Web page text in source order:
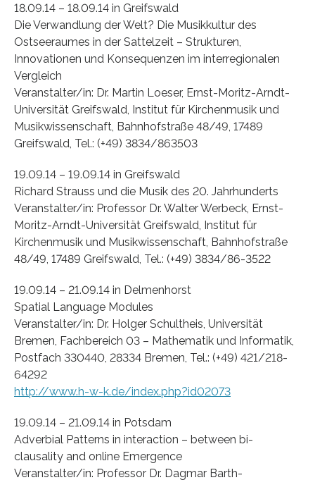
18.09.14 – 18.09.14 in Greifswald
Die Verwandlung der Welt? Die Musikkultur des
Ostseeraumes in der Sattelzeit – Strukturen,
Innovationen und Konsequenzen im interregionalen
Vergleich
Veranstalter/in: Dr. Martin Loeser, Ernst-Moritz-Arndt-
Universität Greifswald, Institut für Kirchenmusik und
Musikwissenschaft, Bahnhofstraße 48/49, 17489
Greifswald, Tel.: (+49) 3834/863503
19.09.14 – 19.09.14 in Greifswald
Richard Strauss und die Musik des 20. Jahrhunderts
Veranstalter/in: Professor Dr. Walter Werbeck, Ernst-
Moritz-Arndt-Universität Greifswald, Institut für
Kirchenmusik und Musikwissenschaft, Bahnhofstraße
48/49, 17489 Greifswald, Tel.: (+49) 3834/86-3522
19.09.14 – 21.09.14 in Delmenhorst
Spatial Language Modules
Veranstalter/in: Dr. Holger Schultheis, Universität
Bremen, Fachbereich 03 – Mathematik und Informatik,
Postfach 330440, 28334 Bremen, Tel.: (+49) 421/218-
64292
http://www.h-w-k.de/index.php?id02073
19.09.14 – 21.09.14 in Potsdam
Adverbial Patterns in interaction – between bi-
clausality and online Emergence
Veranstalter/in: Professor Dr. Dagmar Barth-